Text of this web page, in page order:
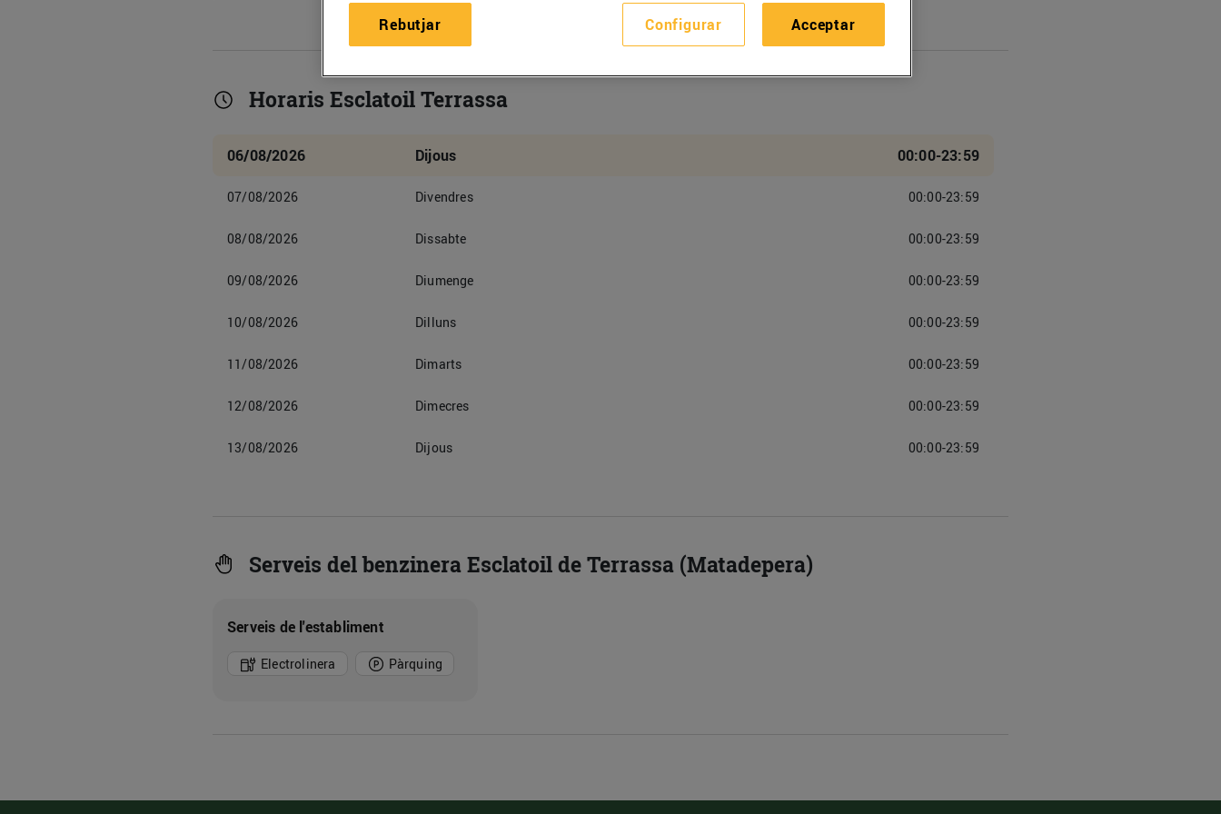
Horaris Esclatoil Terrassa
06/08/2026 Dijous 00:00-23:59
07/08/2026 Divendres 00:00-23:59
08/08/2026 Dissabte 00:00-23:59
09/08/2026 Diumenge 00:00-23:59
10/08/2026 Dilluns 00:00-23:59
11/08/2026 Dimarts 00:00-23:59
12/08/2026 Dimecres 00:00-23:59
13/08/2026 Dijous 00:00-23:59
Serveis del benzinera Esclatoil de Terrassa (Matadepera)
Serveis de l'establiment
Electrolinera Pàrquing
Configurar
Rebutjar Acceptar